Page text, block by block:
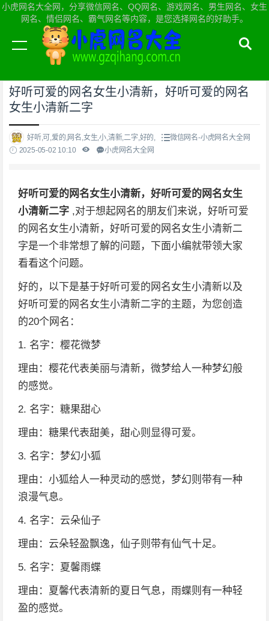
小虎网名大全网，分享微信网名、QQ网名、游戏网名、男生网名、女生
网名、情侣网名、霸气网名等内容，是您选择网名的好助手。
当前位置：小虎网名大全网首页>微信网名
好听可爱的网名女生小清新，好听可爱的网名
女生小清新二字
好听,可,爱的,网名,女生,小,清新,二字,好的,
微信网名-小虎网名大全网
2025-05-02 10:10
小虎网名大全网
好听可爱的网名女生小清新，好听可爱的网名女生
小清新二字 ,对于想起网名的朋友们来说，好听可爱
的网名女生小清新，好听可爱的网名女生小清新二
字是一个非常想了解的问题，下面小编就带领大家
看看这个问题。
好的，以下是基于好听可爱的网名女生小清新以及
好听可爱的网名女生小清新二字的主题，为您创造
的20个网名：
1. 名字：樱花微梦
理由：樱花代表美丽与清新，微梦给人一种梦幻般
的感觉。
2. 名字：糖果甜心
理由：糖果代表甜美，甜心则显得可爱。
3. 名字：梦幻小狐
理由：小狐给人一种灵动的感觉，梦幻则带有一种
浪漫气息。
4. 名字：云朵仙子
理由：云朵轻盈飘逸，仙子则带有仙气十足。
5. 名字：夏馨雨蝶
理由：夏馨代表清新的夏日气息，雨蝶则有一种轻
盈的感觉。